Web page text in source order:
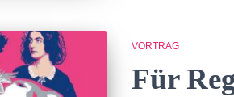
VORTRAG
Für